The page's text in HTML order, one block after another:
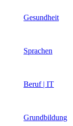
Gesundheit
Sprachen
Beruf | IT
Grundbildung